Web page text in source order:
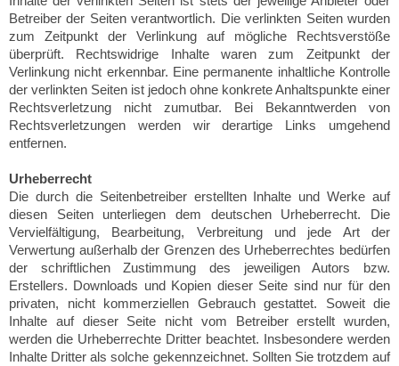
Betreiber der Seiten verantwortlich. Die verlinkten Seiten wurden
zum Zeitpunkt der Verlinkung auf mögliche Rechtsverstöße
überprüft. Rechtswidrige Inhalte waren zum Zeitpunkt der
Verlinkung nicht erkennbar. Eine permanente inhaltliche Kontrolle
der verlinkten Seiten ist jedoch ohne konkrete Anhaltspunkte einer
Rechtsverletzung nicht zumutbar. Bei Bekanntwerden von
Rechtsverletzungen werden wir derartige Links umgehend
entfernen.
Urheberrecht
Die durch die Seitenbetreiber erstellten Inhalte und Werke auf
diesen Seiten unterliegen dem deutschen Urheberrecht. Die
Vervielfältigung, Bearbeitung, Verbreitung und jede Art der
Verwertung außerhalb der Grenzen des Urheberrechtes bedürfen
der schriftlichen Zustimmung des jeweiligen Autors bzw.
Erstellers. Downloads und Kopien dieser Seite sind nur für den
privaten, nicht kommerziellen Gebrauch gestattet. Soweit die
Inhalte auf dieser Seite nicht vom Betreiber erstellt wurden,
werden die Urheberrechte Dritter beachtet. Insbesondere werden
Inhalte Dritter als solche gekennzeichnet. Sollten Sie trotzdem auf